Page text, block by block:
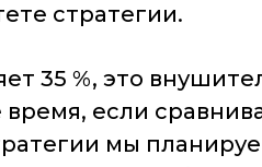
стратегии.
35 %, это
если
мы